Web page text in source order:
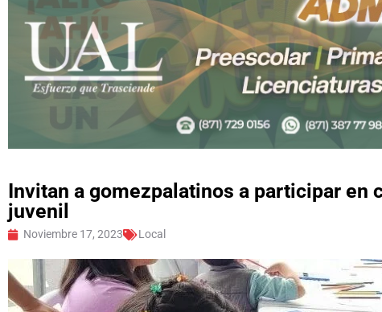
Invitan a gomezpalatinos a participar en
juvenil
Noviembre 17, 2023 Local